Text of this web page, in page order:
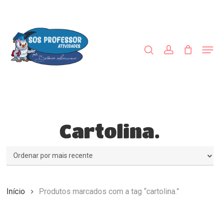
content
Cartolina.
Início Produtos marcados com a tag “cartolina.”